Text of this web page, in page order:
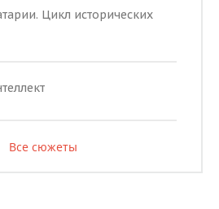
Цикл исторических
Все сюжеты